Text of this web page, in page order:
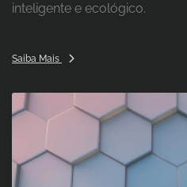
inteligente e ecológico.
Saiba Mais